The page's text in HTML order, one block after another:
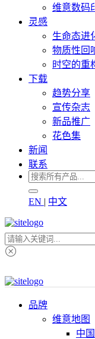
维意数码
灵感
生命态进
物质性回
时空的重
下载
趋势分享
宣传杂志
新品推广
花色集
新闻
联系
EN | 中文
品牌
维意地图
中